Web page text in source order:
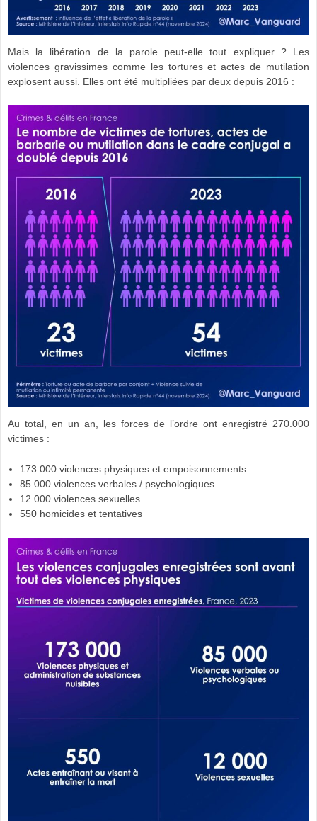
Mais la libération de la parole peut-elle tout expliquer ? Les
violences gravissimes comme les tortures et actes de mutilation
explosent aussi. Elles ont été multipliées par deux depuis 2016 :
Au total, en un an, les forces de l’ordre ont enregistré 270.000
victimes :
173.000 violences physiques et empoisonnements
85.000 violences verbales / psychologiques
12.000 violences sexuelles
550 homicides et tentatives